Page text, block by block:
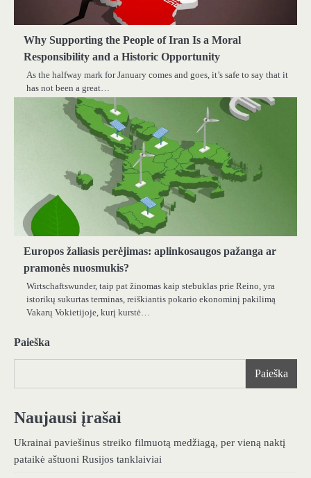
Why Supporting the People of Iran Is a Moral
Responsibility and a Historic Opportunity
As the halfway mark for January comes and goes, it’s safe to say that it
has not been a great…
Europos žaliasis perėjimas: aplinkosaugos pažanga ar
pramonės nuosmukis?
Wirtschaftswunder, taip pat žinomas kaip stebuklas prie Reino, yra
istorikų sukurtas terminas, reiškiantis pokario ekonominį pakilimą
Vakarų Vokietijoje, kurį kurstė…
Paieška
Paieška
Naujausi įrašai
Ukrainai paviešinus streiko filmuotą medžiagą, per vieną naktį
pataikė aštuoni Rusijos tanklaiviai